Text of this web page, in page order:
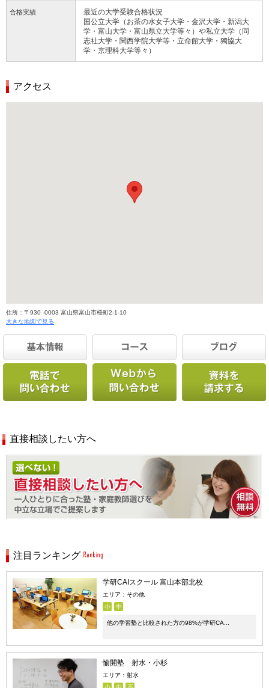
合格実績
最近の大学受験合格状況
国公立大学（お茶の水女子大学・金沢大学・新潟大
学・富山大学・富山県立大学等々）や私立大学（同
志社大学・関西学院大学等・立命館大学・獨協大
学・京理科大学等々）
アクセス
住所：〒930 -0003 富山県富山市桜町2-1-10
大きな地図で見る
直接相談したい方へ
注目ランキング
学研CAIスクール 富山本部北校
エリア：その他
小
中
他の学習塾と比較された方の98%が学研CA...
愉開塾 射水・小杉
エリア：射水